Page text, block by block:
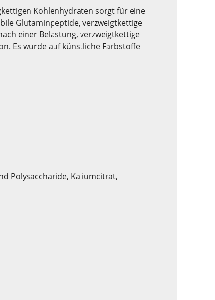
Kohlenhydraten sorgt für eine
Glutaminpeptide, verzweigtkettige
einer Belastung, verzweigtkettige
Es wurde auf künstliche Farbstoffe
Polysaccharide, Kaliumcitrat,